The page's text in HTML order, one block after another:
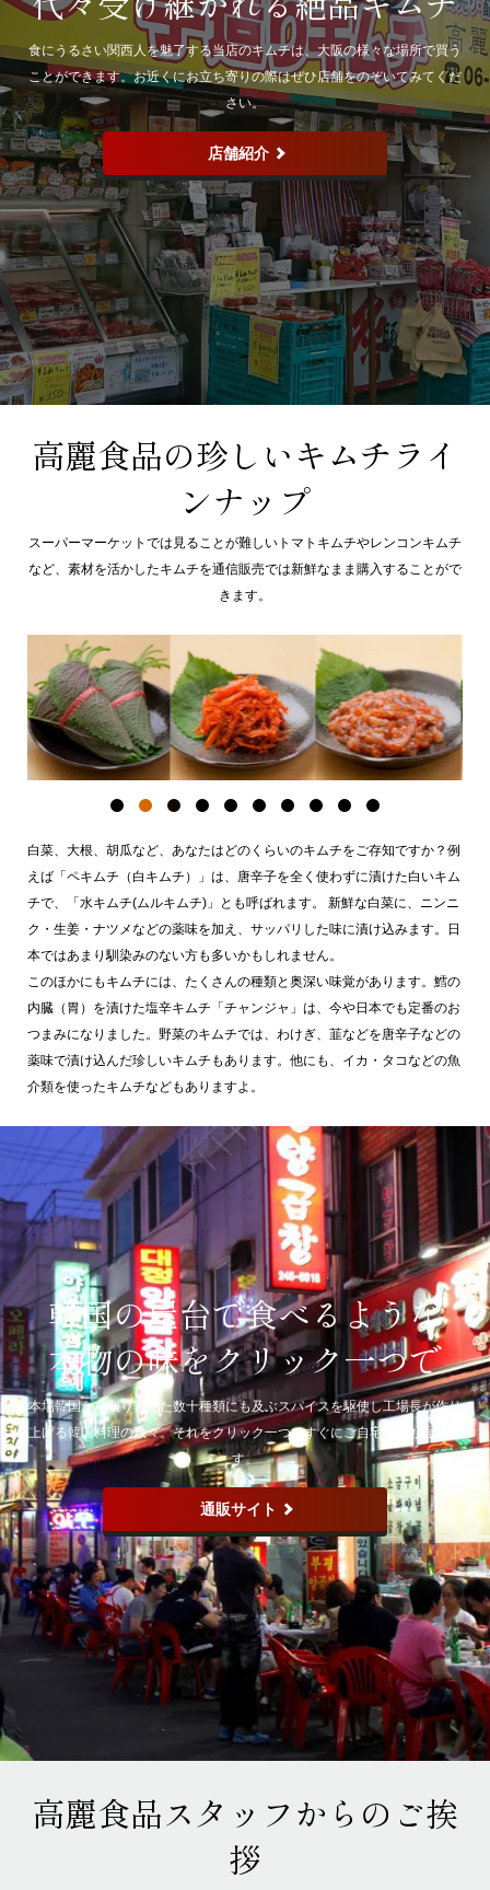
食にうるさい関西人を魅了する当店のキムチは、大阪の様々な場所で買う
ことができます。お近くにお立ち寄りの際はぜひ店舗をのぞいてみてくだ
さい。
店舗紹介
高麗食品の珍しいキムチライ
ンナップ
スーパーマーケットでは見ることが難しいトマトキムチやレンコンキムチ
など、素材を活かしたキムチを通信販売では新鮮なまま購入することがで
きます。
白菜、大根、胡瓜など、あなたはどのくらいのキムチをご存知ですか？例
えば「ペキムチ（白キムチ）」は、唐辛子を全く使わずに漬けた白いキム
チで、「水キムチ(ムルキムチ)」とも呼ばれます。 新鮮な白菜に、ニンニ
ク・生姜・ナツメなどの薬味を加え、サッパリした味に漬け込みます。日
本ではあまり馴染みのない方も多いかもしれません。
このほかにもキムチには、たくさんの種類と奥深い味覚があります。鱈の
内臓（胃）を漬けた塩辛キムチ「チャンジャ」は、今や日本でも定番のお
つまみになりました。野菜のキムチでは、わけぎ、韮などを唐辛子などの
薬味で漬け込んだ珍しいキムチもあります。他にも、イカ・タコなどの魚
介類を使ったキムチなどもありますよ。
韓国の屋台で食べるような
本物の味をクリック一つで
本場韓国から取り寄せた数十種類にも及ぶスパイスを駆使し工場長が作り
上げる韓国料理の数々。それをクリック一つですぐにご自宅に送り届けま
す。
通販サイト
高麗食品スタッフからのご挨
拶